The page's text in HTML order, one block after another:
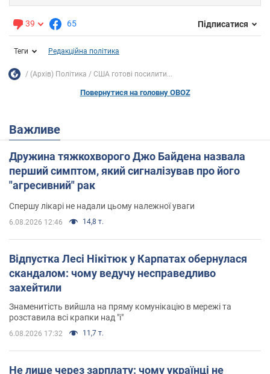
39 65 Підписатися
Теги Редакційна політика
(Архів) Політика США готові посилити...
Повернутися на головну OBOZ
Важливе
Дружина тяжкохворого Джо Байдена назвала
перший симптом, який сигналізував про його
"агресивний" рак
Спершу лікарі не надали цьому належної уваги
6.08.2026 12:46 14,8 т.
Відпустка Лесі Нікітюк у Карпатах обернулася
скандалом: чому ведучу несправедливо
захейтили
Знаменитість вийшла на пряму комунікацію в мережі та
розставила всі крапки над "і"
6.08.2026 17:32 11,7 т.
Не лише через зарплату: чому українці не